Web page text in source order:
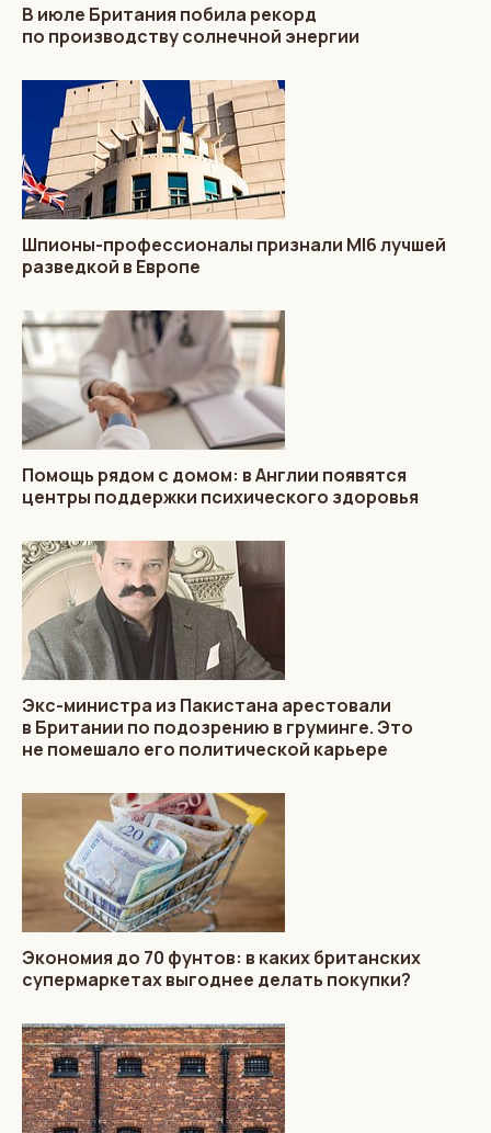
В июле Британия побила рекорд
по производству солнечной энергии
Шпионы-профессионалы признали MI6 лучшей
разведкой в Европе
Помощь рядом с домом: в Англии появятся
центры поддержки психического здоровья
Экс-министра из Пакистана арестовали
в Британии по подозрению в груминге. Это
не помешало его политической карьере
Экономия до 70 фунтов: в каких британских
супермаркетах выгоднее делать покупки?